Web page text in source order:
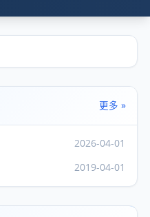
更多 »
2026-04-01
2019-04-01